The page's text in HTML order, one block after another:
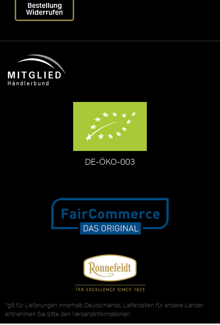
Bestellung
Widerrufen
DE-ÖKO-003
*gilt für Lieferungen innerhalb Deutschlands, Lieferzeiten für andere Länder
entnehmen Sie bitte den Versandinformationen